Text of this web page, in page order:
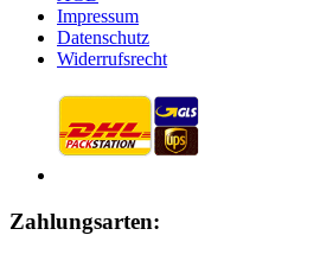
Impressum
Datenschutz
Widerrufsrecht
Zahlungsarten: